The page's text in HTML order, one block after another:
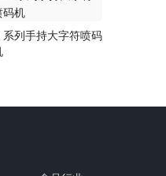
系列手持大字符喷码